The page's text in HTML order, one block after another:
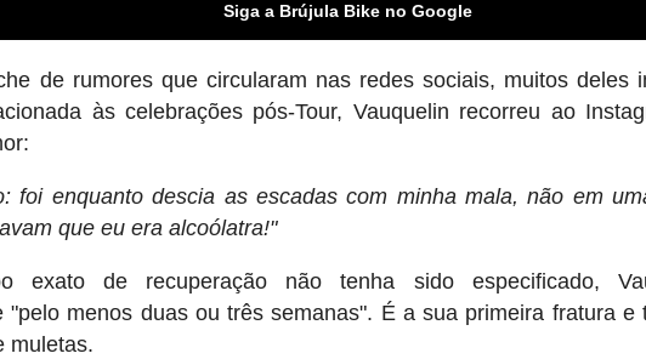
Siga a Brújula Bike no Google
de rumores que circularam nas redes sociais, muitos deles
às celebrações pós-Tour, Vauquelin recorreu ao
foi enquanto descia as escadas com minha mala, não em
que eu era alcoólatra!"
exato de recuperação não tenha sido especificado,
"pelo menos duas ou três semanas". É a sua primeira fratura e
muletas.